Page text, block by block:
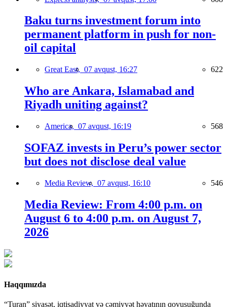
Baku turns investment forum into
permanent platform in push for non-
oil capital
Great East, 07 avqust, 16:27 622
Who are Ankara, Islamabad and
Riyadh uniting against?
America, 07 avqust, 16:19 568
SOFAZ invests in Peru’s power sector
but does not disclose deal value
Media Review, 07 avqust, 16:10 546
Media Review: From 4:00 p.m. on
August 6 to 4:00 p.m. on August 7,
2026
Haqqımızda
“Turan” siyasət, iqtisadiyyat və cəmiyyət həyatının qovuşuğunda